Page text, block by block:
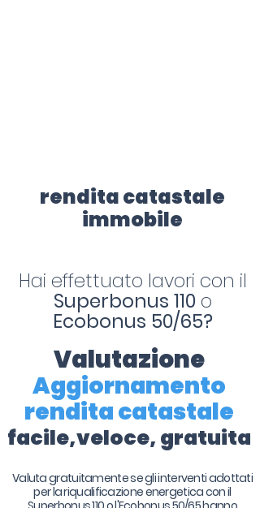
rendita catastale
immobile
Hai effettuato lavori con il
Superbonus 110 o
Ecobonus 50/65?
Valutazione
Aggiornamento
rendita catastale
facile,veloce, gratuita
Valuta gratuitamente se gli interventi adottati
per la riqualificazione energetica con il